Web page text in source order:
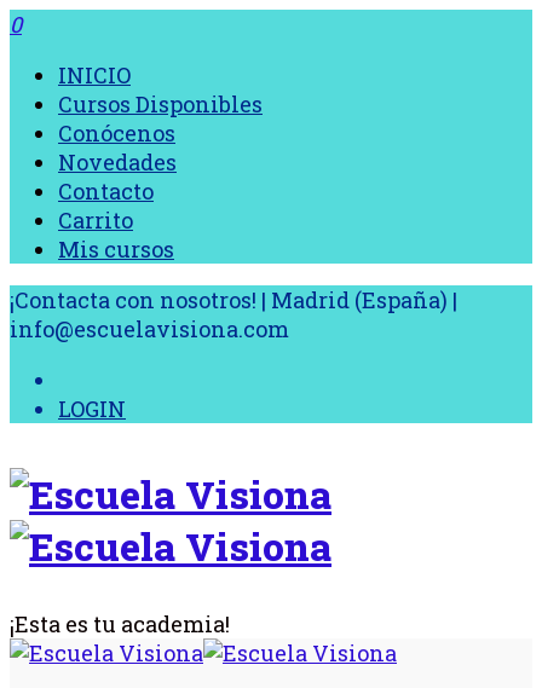
0
INICIO
Cursos Disponibles
Conócenos
Novedades
Contacto
Carrito
Mis cursos
¡Contacta con nosotros! | Madrid (España) |
info@escuelavisiona.com
LOGIN
¡Esta es tu academia!